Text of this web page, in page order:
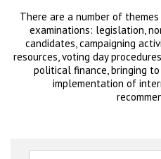
There are a number of
examinations: legislation,
candidates, campaigning
resources, voting day
political finance, bringing
implementation of